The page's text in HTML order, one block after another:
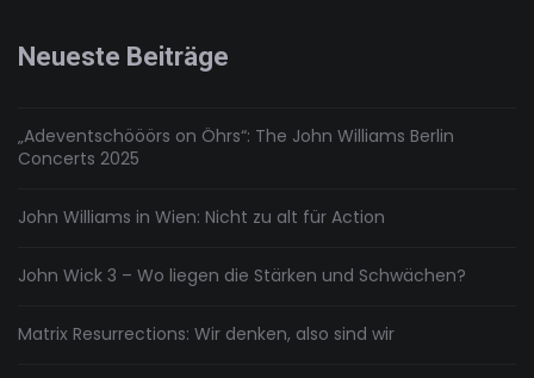
Neueste Beiträge
„Adeventschööörs on Öhrs“: The John Williams Berlin
Concerts 2025
John Williams in Wien: Nicht zu alt für Action
John Wick 3 – Wo liegen die Stärken und Schwächen?
Matrix Resurrections: Wir denken, also sind wir